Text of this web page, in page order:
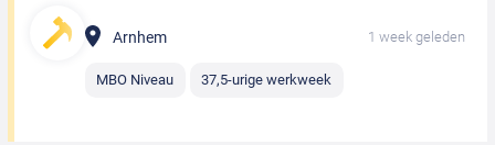
Arnhem 1 week geleden
MBO Niveau 37,5-urige werkweek